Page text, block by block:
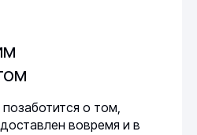
о том,
вовремя и в